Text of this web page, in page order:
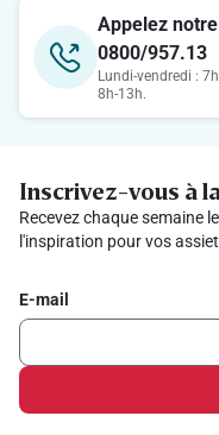
Appelez
0800/957.13
Lundi-vendredi :
8h-13h.
Inscrivez-vous à
Recevez chaque semaine
l'inspiration pour vos
E-mail